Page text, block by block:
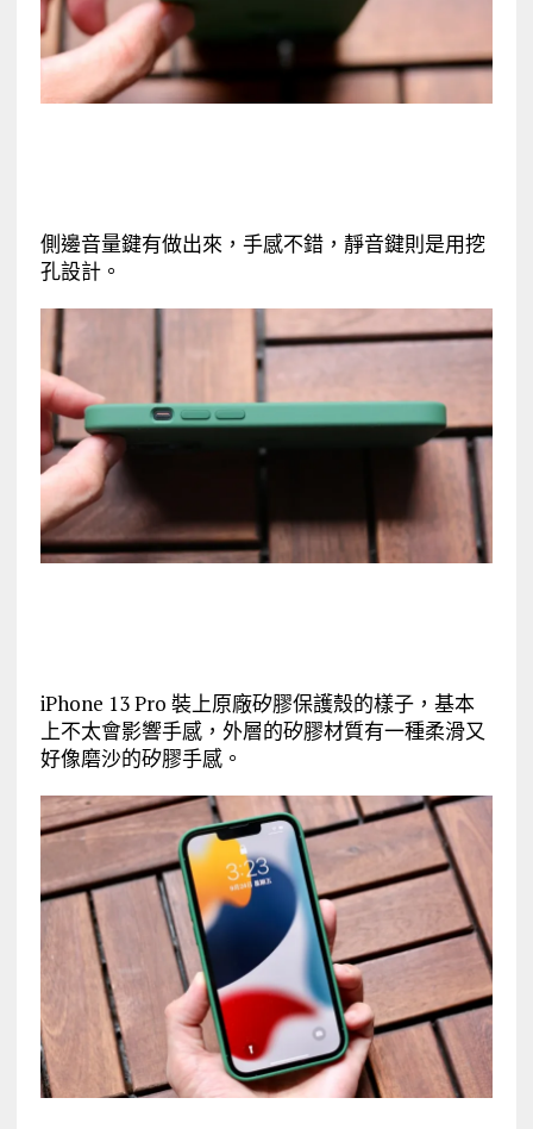
側邊音量鍵有做出來，手感不錯，靜音鍵則是用挖
孔設計。
iPhone 13 Pro 裝上原廠矽膠保護殼的樣子，基本
上不太會影響手感，外層的矽膠材質有一種柔滑又
好像磨沙的矽膠手感。